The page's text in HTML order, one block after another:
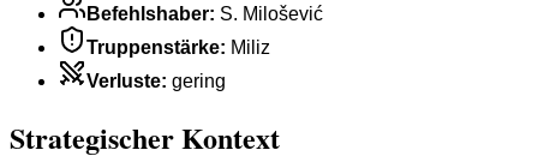
Befehlshaber: S. Milošević
Truppenstärke: Miliz
Verluste: gering
Strategischer Kontext